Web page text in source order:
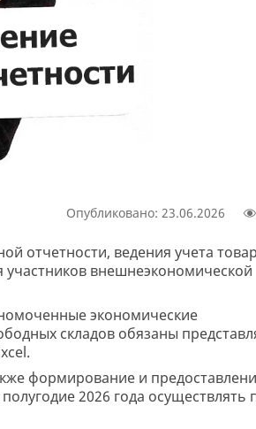
Опубликовано: 23.06.2026
отчетности, ведения учета
участников внешнеэкономической
экономические
складов обязаны
формирование и
2026 года осуществлять